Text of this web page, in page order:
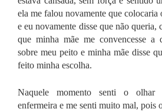
ela me falou novamente que colocaria
e eu novamente disse que não queria,
que minha mãe me convencesse a
sobre meu peito e minha mãe disse
feito minha escolha.
Naquele momento senti o olhar
enfermeira e me senti muito mal, pois